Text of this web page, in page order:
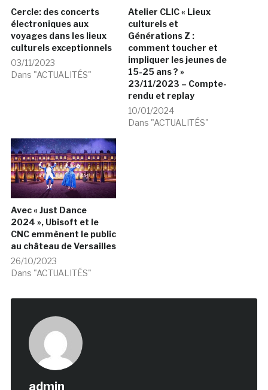
Cercle: des concerts
électroniques aux
voyages dans les lieux
culturels exceptionnels
03/11/2023
Dans "ACTUALITÉS"
Atelier CLIC « Lieux
culturels et
Générations Z :
comment toucher et
impliquer les jeunes de
15-25 ans ? »
23/11/2023 – Compte-
rendu et replay
10/01/2024
Dans "ACTUALITÉS"
Avec « Just Dance
2024 », Ubisoft et le
CNC emmènent le public
au château de Versailles
26/10/2023
Dans "ACTUALITÉS"
admin